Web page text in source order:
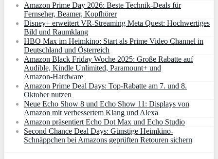
Amazon Prime Day 2026: Beste Technik-Deals für
Fernseher, Beamer, Kopfhörer
Disney+ erweitert VR‑Streaming Meta Quest: Hochwertiges
Bild und Raumklang
HBO Max im Heimkino: Start als Prime Video Channel in
Deutschland und Österreich
Amazon Black Friday Woche 2025: Große Rabatte auf
Audible, Kindle Unlimited, Paramount+ und
Amazon‑Hardware
Amazon Prime Deal Days: Top-Rabatte am 7. und 8.
Oktober nutzen
Neue Echo Show 8 und Echo Show 11: Displays von
Amazon mit verbessertem Klang und Alexa
Amazon präsentiert Echo Dot Max und Echo Studio
Second Chance Deal Days: Günstige Heimkino-
Schnäppchen bei Amazons geprüften Retouren sichern